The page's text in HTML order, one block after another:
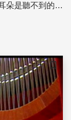
朵是聽不到的，
這到底是怎麼回
儲存